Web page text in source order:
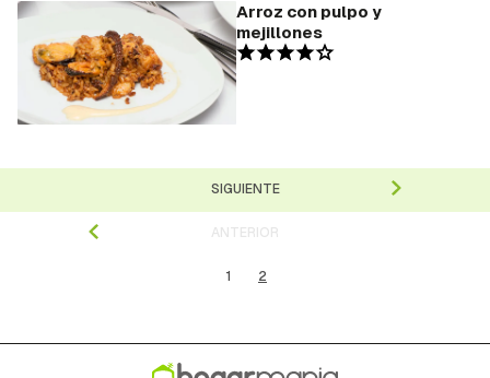
Arroz con pulpo y
mejillones
ANTERIOR
1 2
SIGUIENTE